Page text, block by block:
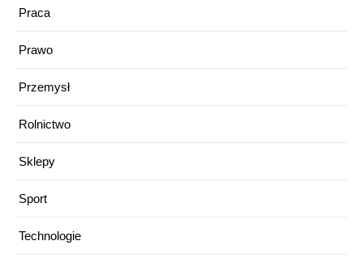
Praca
Prawo
Przemysł
Rolnictwo
Sklepy
Sport
Technologie